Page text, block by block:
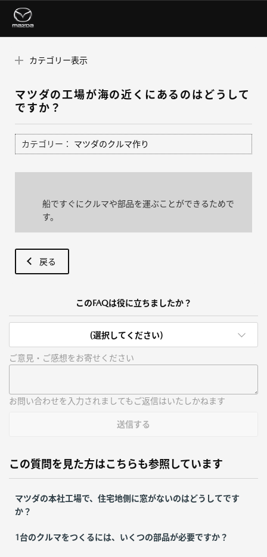
カテゴリー表示
マツダの工場が海の近くにあるのはどうして
ですか？
カテゴリー： マツダのクルマ作り
船ですぐにクルマや部品を運ぶことができるためで
す。
戻る
このFAQは役に立ちましたか？
(選択してください)
ご意見・ご感想をお寄せください
お問い合わせを入力されましてもご返信はいたしかねます
送信する
この質問を見た方はこちらも参照しています
マツダの本社工場で、住宅地側に窓がないのはどうしてです
か？
1台のクルマをつくるには、いくつの部品が必要ですか？